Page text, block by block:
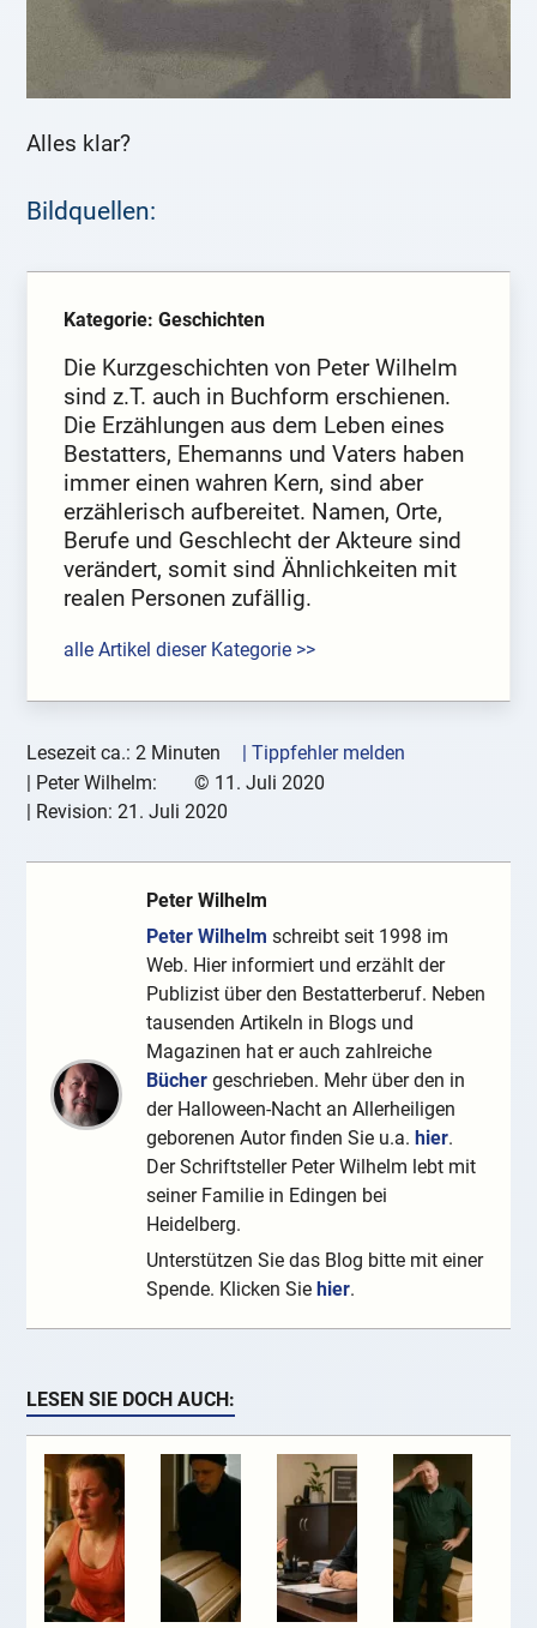
Alles klar?
Bildquellen:
Kategorie: Geschichten
Die Kurzgeschichten von Peter Wilhelm
sind z.T. auch in Buchform erschienen.
Die Erzählungen aus dem Leben eines
Bestatters, Ehemanns und Vaters haben
immer einen wahren Kern, sind aber
erzählerisch aufbereitet. Namen, Orte,
Berufe und Geschlecht der Akteure sind
verändert, somit sind Ähnlichkeiten mit
realen Personen zufällig.
alle Artikel dieser Kategorie >>
Lesezeit ca.: 2 Minuten
| Tippfehler melden
Peter Wilhelm: © 11. Juli 2020
| Revision:21. Juli 2020
Peter Wilhelm
Peter Wilhelm schreibt seit 1998 im
Web. Hier informiert und erzählt der
Publizist über den Bestatterberuf. Neben
tausenden Artikeln in Blogs und
Magazinen hat er auch zahlreiche
Bücher geschrieben. Mehr über den in
der Halloween-Nacht an Allerheiligen
geborenen Autor finden Sie u.a. hier.
Der Schriftsteller Peter Wilhelm lebt mit
seiner Familie in Edingen bei
Heidelberg.
Unterstützen Sie das Blog bitte mit einer
Spende. Klicken Sie hier.
LESEN SIE DOCH AUCH: